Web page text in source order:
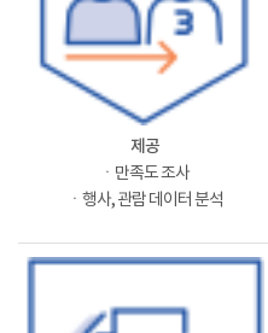
제공
ㆍ만족도 조사
ㆍ행사, 관람 데이터 분석